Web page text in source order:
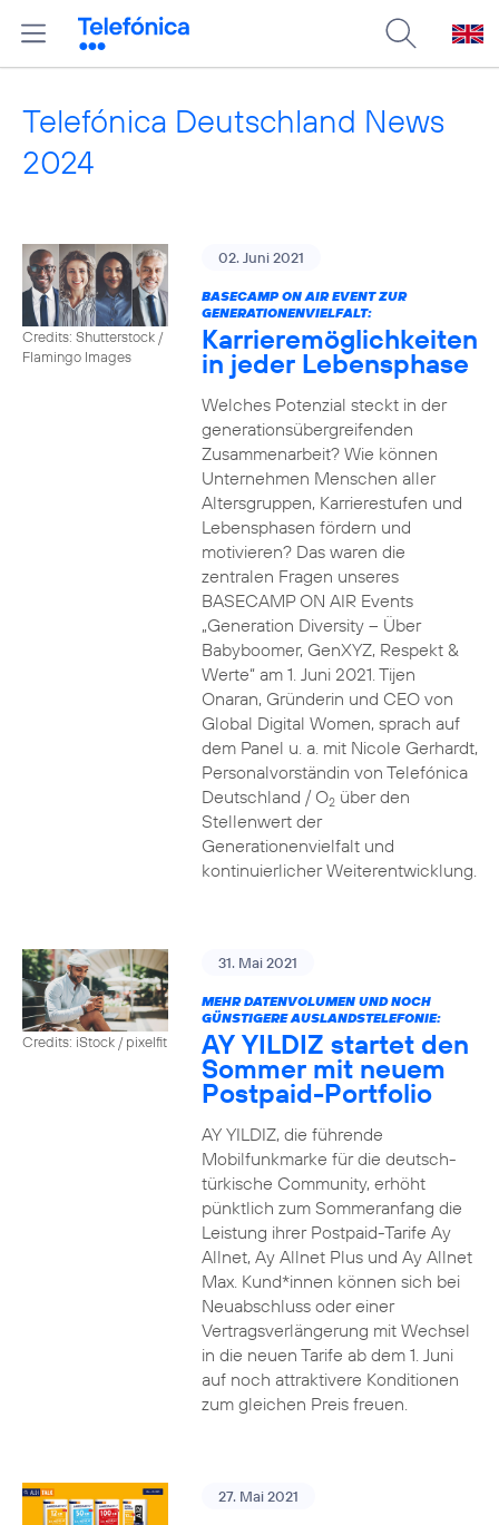
Telefónica Deutschland News
2024
Credits: Shutterstock /
Flamingo Images
02. Juni 2021
BASECAMP ON AIR EVENT ZUR
GENERATIONENVIELFALT:
Karrieremöglichkeiten
in jeder Lebensphase
Welches Potenzial steckt in der
generationsübergreifenden
Zusammenarbeit? Wie können
Unternehmen Menschen aller
Altersgruppen, Karrierestufen und
Lebensphasen fördern und
motivieren? Das waren die
zentralen Fragen unseres
BASECAMP ON AIR Events
„Generation Diversity – Über
Babyboomer, GenXYZ, Respekt &
Werte“ am 1. Juni 2021. Tijen
Onaran, Gründerin und CEO von
Global Digital Women, sprach auf
dem Panel u. a. mit Nicole Gerhardt,
Personalvorständin von Telefónica
Deutschland / O2über den
Stellenwert der
Generationenvielfalt und
kontinuierlicher Weiterentwicklung.
Credits: iStock / pixelfit
31. Mai 2021
MEHR DATENVOLUMEN UND NOCH
GÜNSTIGERE AUSLANDSTELEFONIE:
AY YILDIZ startet den
Sommer mit neuem
Postpaid-Portfolio
AY YILDIZ, die führende
Mobilfunkmarke für die deutsch-
türkische Community, erhöht
pünktlich zum Sommeranfang die
Leistung ihrer Postpaid-Tarife Ay
Allnet, Ay Allnet Plus und Ay Allnet
Max. Kund*innen können sich bei
Neuabschluss oder einer
Vertragsverlängerung mit Wechsel
in die neuen Tarife ab dem 1. Juni
auf noch attraktivere Konditionen
zum gleichen Preis freuen.
27. Mai 2021